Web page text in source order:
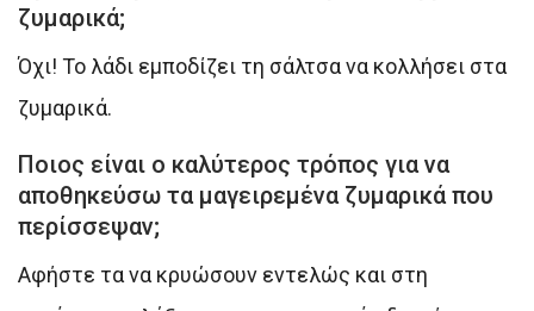
ζυμαρικά;
Όχι! Το λάδι εμποδίζει τη σάλτσα να κολλήσει στα
ζυμαρικά.
Ποιος είναι ο καλύτερος τρόπος για να
αποθηκεύσω τα μαγειρεμένα ζυμαρικά που
περίσσεψαν;
Αφήστε τα να κρυώσουν εντελώς και στη